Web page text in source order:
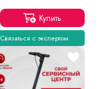
Купить
Связаться с экспертом